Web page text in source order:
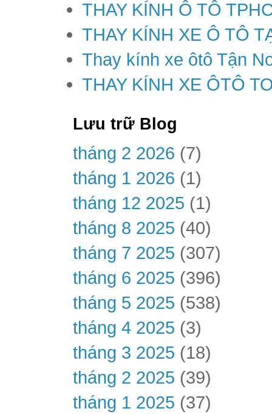
THAY KÍNH Ô TÔ
THAY KÍNH XE Ô TÔ
Thay kính xe ôtô Tận
THAY KÍNH XE ÔTÔ
Lưu trữ Blog
tháng 2 2026 (7)
tháng 1 2026 (1)
tháng 12 2025 (1)
tháng 8 2025 (40)
tháng 7 2025 (307)
tháng 6 2025 (396)
tháng 5 2025 (538)
tháng 4 2025 (3)
tháng 3 2025 (18)
tháng 2 2025 (39)
tháng 1 2025 (37)